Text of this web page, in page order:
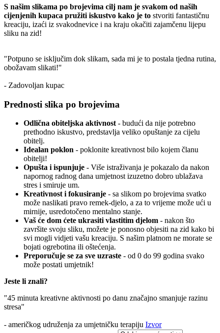
S našim slikama po brojevima cilj nam je svakom od naših
cijenjenih kupaca pružiti iskustvo kako je to stvoriti fantastičnu
kreaciju, izaći iz svakodnevice i na kraju okačiti zajamčenu lijepu
sliku na zid!
"Potpuno se isključim dok slikam, sada mi je to postala tjedna rutina,
obožavam slikati!"
- Zadovoljan kupac
Prednosti slika po brojevima
Odlična obiteljska aktivnost- budući da nije potrebno
prethodno iskustvo, predstavlja veliko opuštanje za cijelu
obitelj.
Idealan poklon - poklonite kreativnost bilo kojem članu
obitelji!
Opušta i ispunjuje - Više istraživanja je pokazalo da nakon
napornog radnog dana umjetnost izuzetno dobro ublažava
stres i smiruje um.
Kreativnost i fokusiranje - sa slikom po brojevima svatko
može naslikati pravo remek-djelo, a za to vrijeme može ući u
mirnije, usredotočeno mentalno stanje.
Vaš će dom ćete ukrasiti vlastitim djelom - nakon što
završite svoju sliku, možete je ponosno objesiti na zid kako bi
svi mogli vidjeti vašu kreaciju. S našim platnom ne morate se
bojati ogrebotina ili oštećenja.
Preporučuje se za sve uzraste - od 0 do 99 godina svako
može postati umjetnik!
Jeste li znali?
"45 minuta kreativne aktivnosti po danu značajno smanjuje razinu
stresa"
- američkog udruženja za umjetničku terapiju Izvor